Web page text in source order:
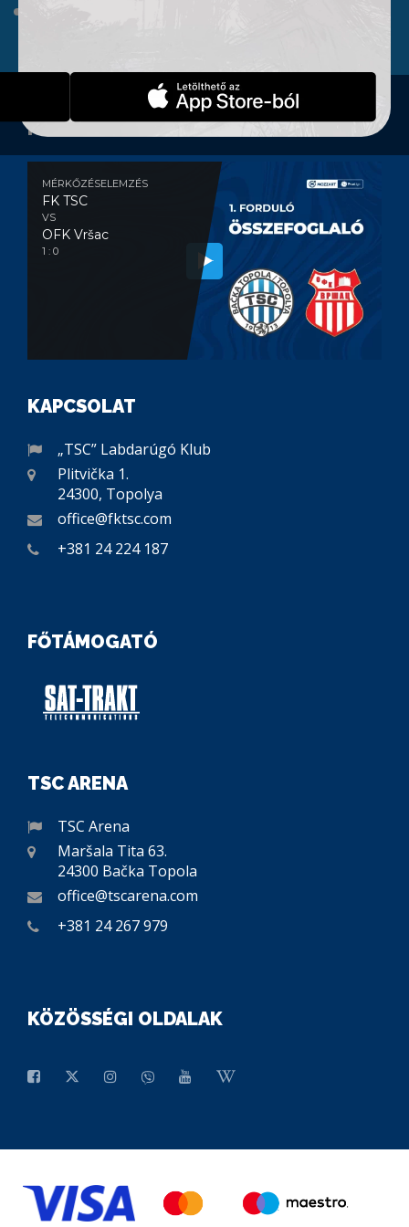
MÉRKŐZÉSELEMZÉS
MÉRKŐZÉSELEMZÉS
FK TSC
VS
OFK Vršac
1 : 0
KAPCSOLAT
„TSC” Labdarúgó Klub
Plitvička 1.
24300, Topolya
office@fktsc.com
+381 24 224 187
FŐTÁMOGATÓ
TSC ARENA
TSC Arena
Maršala Tita 63.
24300 Bačka Topola
office@tscarena.com
+381 24 267 979
KÖZÖSSÉGI OLDALAK